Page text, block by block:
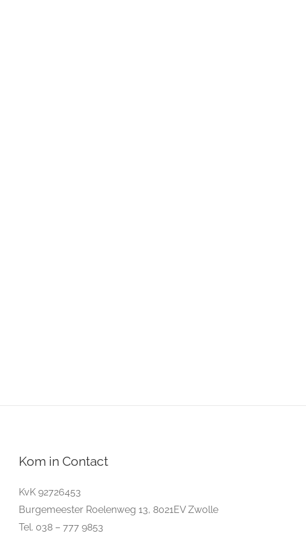
Kom in Contact
KvK 92726453
Burgemeester Roelenweg 13, 8021EV Zwolle
Tel. 038 – 777 9853